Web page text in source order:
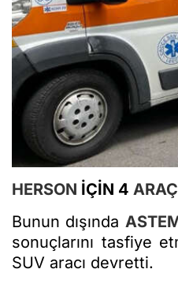
HERSON İÇİN 4 ARAÇ
Bunun dışında
sonuçlarını tasfiye
SUV aracı devretti.